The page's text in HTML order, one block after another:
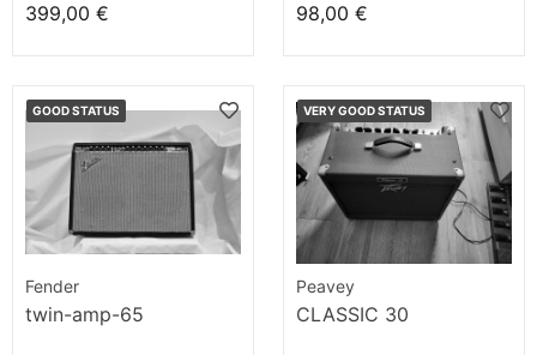
399,00 € 98,00 €
GOOD STATUS
Fender
twin-amp-65
VERY GOOD STATUS
Peavey
CLASSIC 30